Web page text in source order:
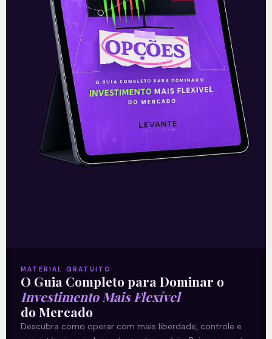
E EU COM ISSO
MDB de olho em 2022
Por muitos anos considerado o partido-
07/06/2021
MATERIAL GRATUITO
O Guia Completo para Dominar o
Investimento Mais Flexível
do Mercado
Descubra como operar com mais liberdade, controle e